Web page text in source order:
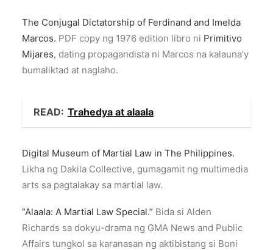
The Conjugal Dictatorship of Ferdinand and Imelda
Marcos. PDF copy ng 1976 edition libro ni Primitivo
Mijares, dating propagandista ni Marcos na kalauna’y
bumaliktad at naglaho.
READ: Trahedya at alaala
Digital Museum of Martial Law in The Philippines.
Likha ng Dakila Collective, gumagamit ng multimedia
arts sa pagtalakay sa martial law.
“Alaala: A Martial Law Special.” Bida si Alden
Richards sa dokyu-drama ng GMA News and Public
Affairs tungkol sa karanasan ng aktibistang si Boni